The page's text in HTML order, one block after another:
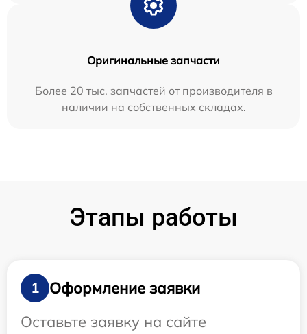
Оригинальные запчасти
Более 20 тыс. запчастей от производителя в
наличии на собственных складах.
Этапы работы
1
Оформление заявки
Оставьте заявку на сайте